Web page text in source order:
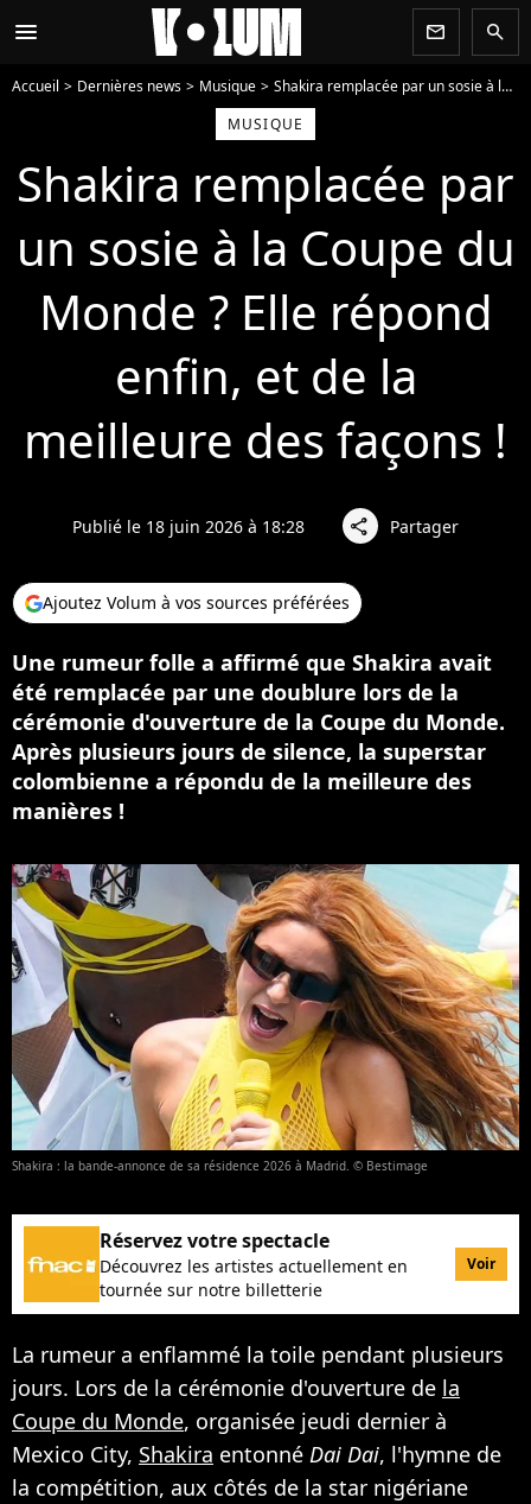
menu newsletter search
Accueil Dernières news Musique
Shakira remplacée par un sosie à la Coupe du Monde ? Elle répond enfin, et de la meilleure des façons !
MUSIQUE
Shakira remplacée par
un sosie à la Coupe du
Monde ? Elle répond
enfin, et de la
meilleure des façons !
Publié le 18 juin 2026 à 18:28 share Partager
Ajoutez Volum à vos sources préférées
Une rumeur folle a affirmé que Shakira avait
été remplacée par une doublure lors de la
cérémonie d'ouverture de la Coupe du Monde.
Après plusieurs jours de silence, la superstar
colombienne a répondu de la meilleure des
manières !
Shakira : la bande-annonce de sa résidence 2026 à Madrid. © Bestimage
Réservez votre spectacle
Découvrez les artistes actuellement en
tournée sur notre billetterie
Voir
La rumeur a enflammé la toile pendant plusieurs
jours. Lors de la cérémonie d'ouverture de la
Coupe du Monde, organisée jeudi dernier à
Mexico City, Shakira entonné Dai Dai, l'hymne de
la compétition, aux côtés de la star nigériane